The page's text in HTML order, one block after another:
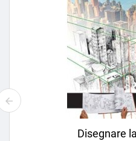
Disegnare